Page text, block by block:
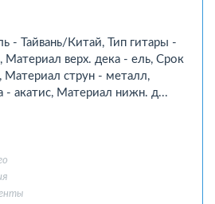
- Тайвань/Китай, Тип гитары -
Материал верх. дека - ель, Срок
Материал струн - металл,
- акатис, Материал нижн. д...